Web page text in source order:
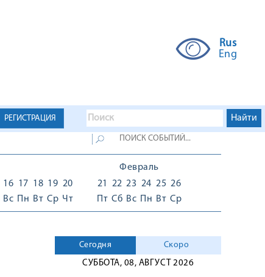
Rus
Eng
РЕГИСТРАЦИЯ
16
Вс
17
Пн
18
Вт
19
Ср
20
Чт
Февраль
21
Пт
22
Сб
23
Вс
24
Пн
25
Вт
26
Ср
Сегодня
Скоро
СУББОТА, 08, АВГУСТ 2026